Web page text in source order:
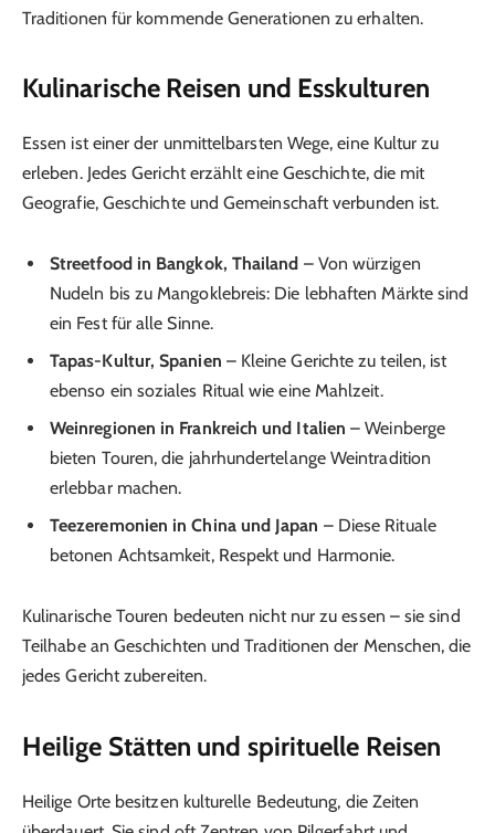
Traditionen für kommende Generationen zu erhalten.
Kulinarische Reisen und Esskulturen
Essen ist einer der unmittelbarsten Wege, eine Kultur zu
erleben. Jedes Gericht erzählt eine Geschichte, die mit
Geografie, Geschichte und Gemeinschaft verbunden ist.
Streetfood in Bangkok, Thailand – Von würzigen
Nudeln bis zu Mangoklebreis: Die lebhaften Märkte sind
ein Fest für alle Sinne.
Tapas-Kultur, Spanien – Kleine Gerichte zu teilen, ist
ebenso ein soziales Ritual wie eine Mahlzeit.
Weinregionen in Frankreich und Italien – Weinberge
bieten Touren, die jahrhundertelange Weintradition
erlebbar machen.
Teezeremonien in China und Japan – Diese Rituale
betonen Achtsamkeit, Respekt und Harmonie.
Kulinarische Touren bedeuten nicht nur zu essen – sie sind
Teilhabe an Geschichten und Traditionen der Menschen, die
jedes Gericht zubereiten.
Heilige Stätten und spirituelle Reisen
Heilige Orte besitzen kulturelle Bedeutung, die Zeiten